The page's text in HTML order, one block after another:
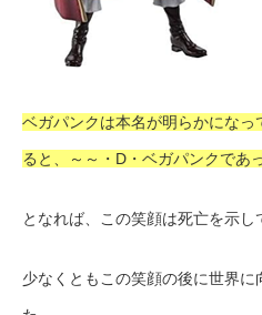
ベガパンクは本名が明らかにな
ると、～～・D・ベガパンクであ
となれば、この笑顔は死亡を示し
少なくともこの笑顔の後に世界